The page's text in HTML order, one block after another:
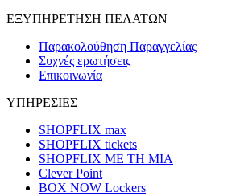
ΕΞΥΠΗΡΕΤΗΣΗ ΠΕΛΑΤΩΝ
Παρακολούθηση Παραγγελίας
Συχνές ερωτήσεις
Επικοινωνία
ΥΠΗΡΕΣΙΕΣ
SHOPFLIX max
SHOPFLIX tickets
SHOPFLIX ΜΕ ΤΗ ΜΙΑ
Clever Point
BOX NOW Lockers